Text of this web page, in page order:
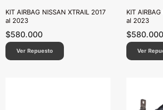
KIT AIRBAG NISSAN XTRAIL 2017
al 2023
$580.000
Ver Repuesto
KIT
al 2023
$580.000
Ver